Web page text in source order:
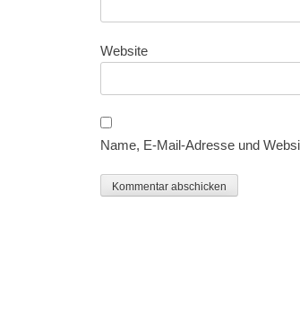
Website
Name, E-Mail-Adresse und